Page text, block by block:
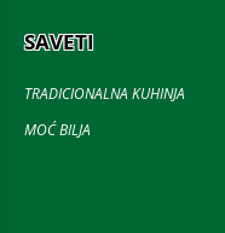
SAVETI
TRADICIONALNA KUHINJA
MOĆ BILJA